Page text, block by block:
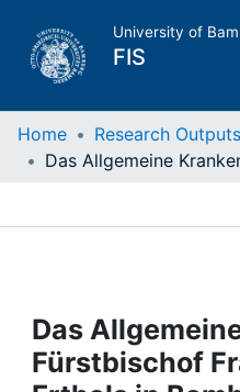
University of
FIS
Home
Projects
People
Home Research Outputs
Das
Fürstbischof